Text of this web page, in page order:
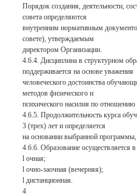
Порядок создания, деятельности,
совета определяются
внутренним нормативным
совете), утверждаемым
директором Организации.
4.6.4. Дисциплина в структурном
поддерживается на основе уважения
человеческого достоинства
методов физического и
психического насилия по
4.6.5. Продолжительность курса
3 (трех) лет и определяется
на основании выбранной программы,
4.6.6. Образование осуществляется
l очная;
l очно-заочная (вечерняя);
l дистанционная.
4